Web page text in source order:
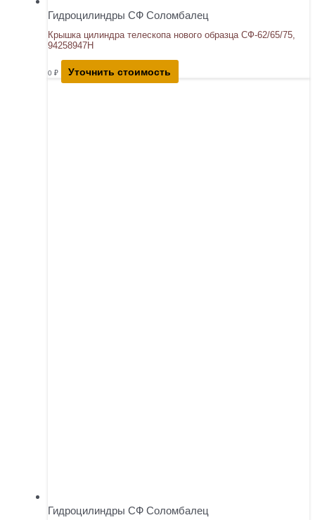
Гидроцилиндры СФ Соломбалец
Крышка цилиндра телескопа нового образца СФ-62/65/75,
94258947Н
0 ₽ Уточнить стоимость
Гидроцилиндры СФ Соломбалец